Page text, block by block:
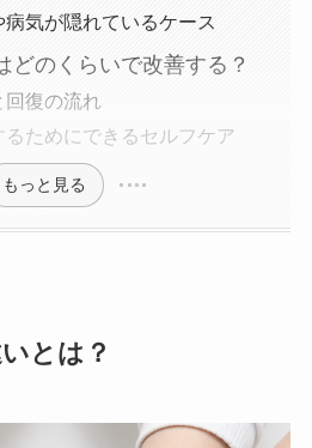
気が隠れているケース
どのくらいで改善する？
回復の流れ
るためにできるセルフケア
もっと見る
とは？